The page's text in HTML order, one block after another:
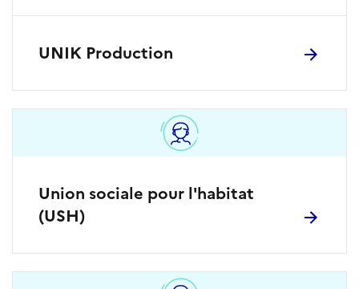
UNIK Production
Union sociale pour l'habitat
(USH)